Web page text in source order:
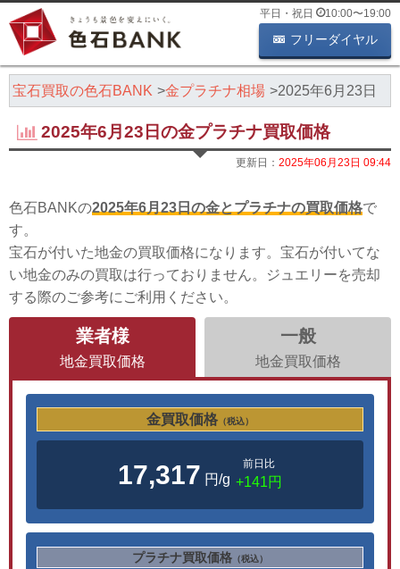
平日・祝日 10:00〜19:00
フリーダイヤル
宝石買取の色石BANK 金プラチナ相場 2025年6月23日
2025年6月23日の金プラチナ買取価格
更新日： 2025年06月23日 09:44
色石BANKの2025年6月23日の金とプラチナの買取価格で
す。
宝石が付いた地金の買取価格になります。宝石が付いてな
い地金のみの買取は行っておりません。ジュエリーを売却
する際のご参考にご利用ください。
業者様
地金買取価格
一般
地金買取価格
金買取価格 （税込）
17,317 円/g
前日比
+141円
プラチナ買取価格 （税込）